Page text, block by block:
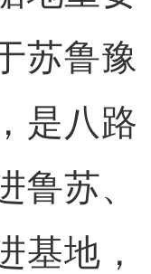
苏鲁豫
是八路
鲁苏、
基地，